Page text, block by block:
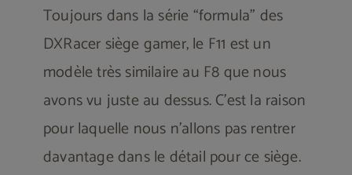
Toujours dans la série “formula” des
DXRacer siège gamer, le F11 est un
modèle très similaire au F8 que nous
avons vu juste au dessus. C’est la raison
pour laquelle nous n’allons pas rentrer
davantage dans le détail pour ce siège.